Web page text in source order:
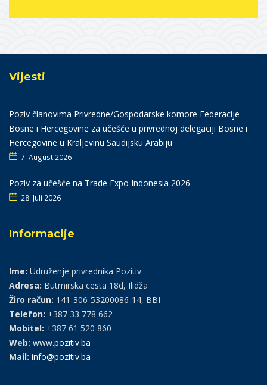
Vijesti
Poziv članovima Privredne/Gospodarske komore Federacije
Bosne i Hercegovine za učešće u privrednoj delegaciji Bosne i
Hercegovine u Kraljevinu Saudijsku Arabiju
7. August 2026
Poziv za učešće na Trade Expo Indonesia 2026
28. Juli 2026
Informacije
Ime: Udruženje privrednika Pozitiv
Adresa: Butmirska cesta 18d, Ilidža
Žiro račun: 141-306-53200086-14, BBI
Telefon: +387 33 778 662
Mobitel: +387 61 520 860
Web: www.pozitiv.ba
Mail: info@pozitiv.ba